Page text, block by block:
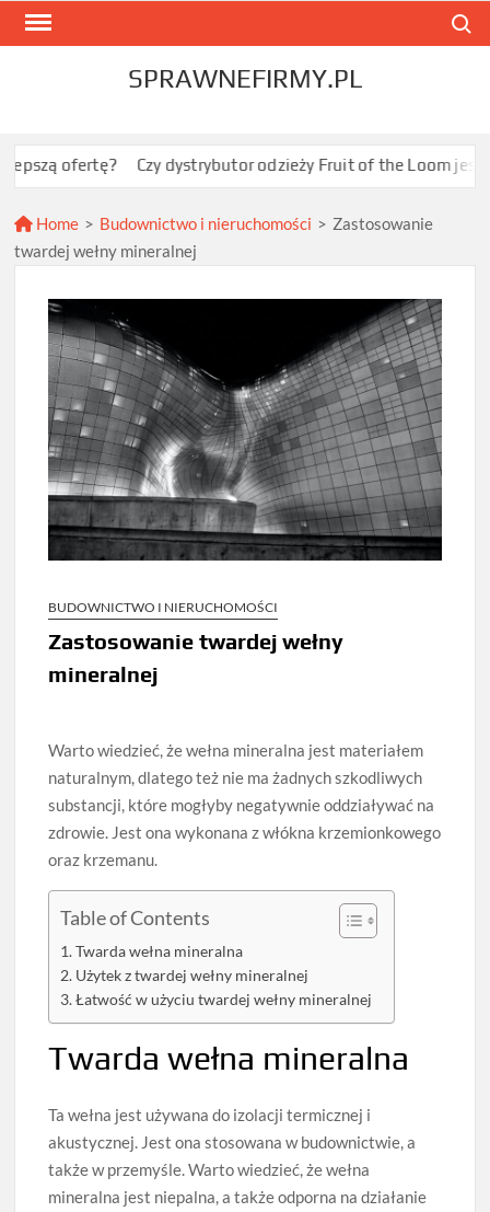
Skip
SPRAWNEFIRMY.PL
ofertę? Czy dystrybutor odzieży Fruit of the Loom jest
Home > Budownictwo i nieruchomości > Zastosowanie
twardej wełny mineralnej
BUDOWNICTWO I NIERUCHOMOŚCI
Zastosowanie twardej wełny
mineralnej
Warto wiedzieć, że wełna mineralna jest materiałem
naturalnym, dlatego też nie ma żadnych szkodliwych
substancji, które mogłyby negatywnie oddziaływać na
zdrowie. Jest ona wykonana z włókna krzemionkowego
oraz krzemanu.
Table of Contents
Twarda wełna mineralna
Użytek z twardej wełny mineralnej
Łatwość w użyciu twardej wełny mineralnej
Twarda wełna mineralna
Ta wełna jest używana do izolacji termicznej i
akustycznej. Jest ona stosowana w budownictwie, a
także w przemyśle. Warto wiedzieć, że wełna
mineralna jest niepalna, a także odporna na działanie